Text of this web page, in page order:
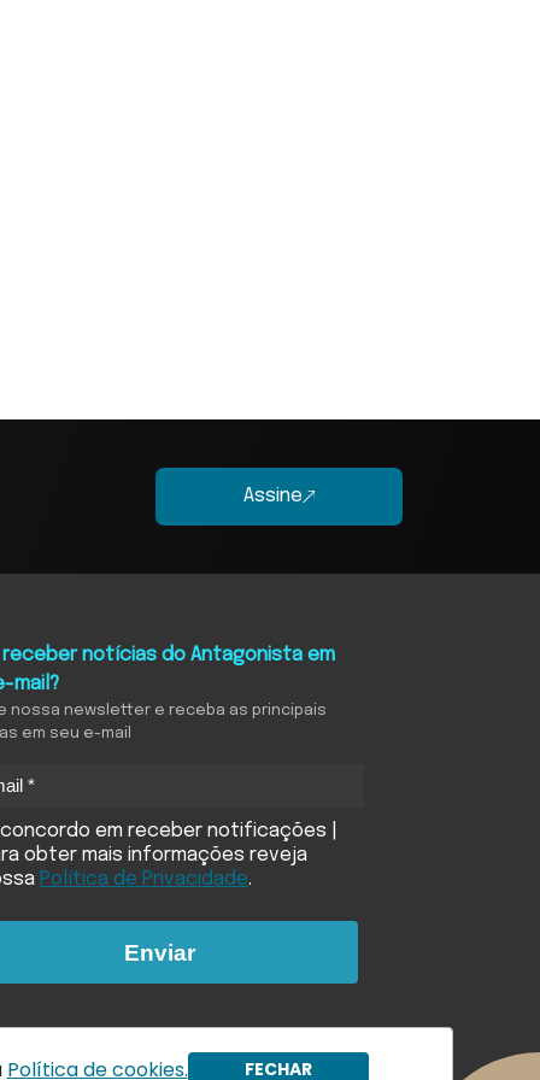
Política de cookies. FECHAR
Assine
receber notícias do Antagonista em
mail?
nossa newsletter e receba as principais
em seu e-mail
em receber notificações |
obter mais informações reveja
Política de Privacidade.
Enviar